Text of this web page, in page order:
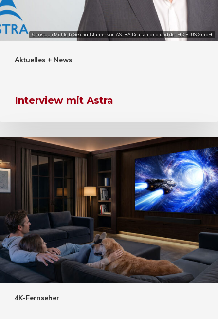
Christoph Mühleib, Geschäftsführer von ASTRA Deutschland und der HD PLUS GmbH
Aktuelles + News
Interview mit Astra
4K-Fernseher